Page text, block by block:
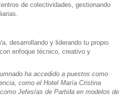
de colectividades, gestionando
desarrollando y liderando tu propio
enfoque técnico, creativo y
ha accedido a puestos como
como el Hotel María Cristina
Jefes/as de Partida en modelos de